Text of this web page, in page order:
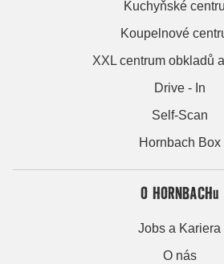
Kuchyňské
Koupelnové
XXL centrum obkladů
Drive - In
Self-Scan
Hornbach Box
O HORNBACHu
Jobs a Kariera
O nás